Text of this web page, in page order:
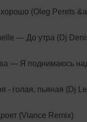
(Oleg Perets
— До утра (Dj
— Я поднимаюсь
- голая, пьяная (Dj
(Viance Remix)